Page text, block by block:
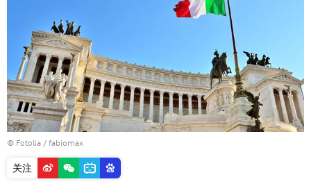
© Fotolia / fabiomax
关注